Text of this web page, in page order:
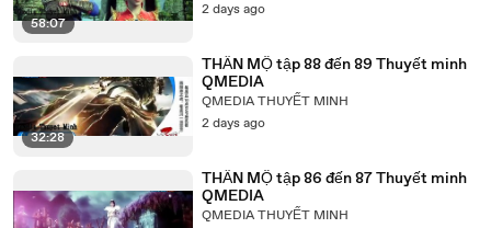
58:07
2 days ago
32:28
THẦN MỘ tập 88 đến 89 Thuyết minh
QMEDIA
QMEDIA THUYẾT MINH
2 days ago
THẦN MỘ tập 86 đến 87 Thuyết minh
QMEDIA
QMEDIA THUYẾT MINH